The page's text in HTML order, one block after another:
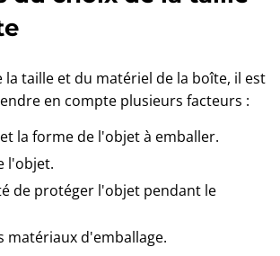
la taille et du matériel de la boîte, il est
en compte plusieurs facteurs :
la forme de l'objet à emballer.
l'objet.
de protéger l'objet pendant le
matériaux d'emballage.